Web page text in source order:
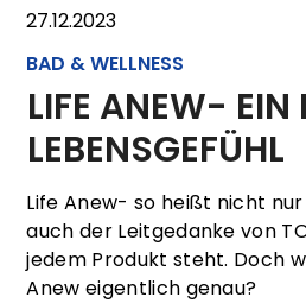
BAD & WELLNESS
27.12.2023
LIFE ANEW- EIN
LEBENSGEFÜHL
Life Anew- so heißt nicht
auch der Leitgedanke von
jedem Produkt steht. Doch
Anew eigentlich genau?